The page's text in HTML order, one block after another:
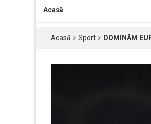
Acasă
Acasă Sport DOMINĂM